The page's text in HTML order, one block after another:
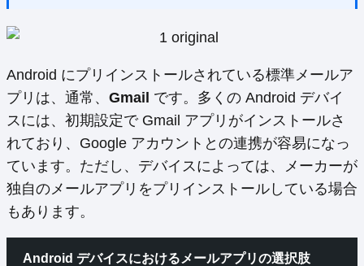
Android にプリインストールされている標準メールア
プリは、通常、 Gmail です。多くの Android デバイ
スには、初期設定で Gmail アプリがインストールさ
れており、Google アカウントとの連携が容易になっ
ています。ただし、デバイスによっては、メーカーが
独自のメールアプリをプリインストールしている場合
もあります。
Android デバイスにおけるメールアプリの選択肢